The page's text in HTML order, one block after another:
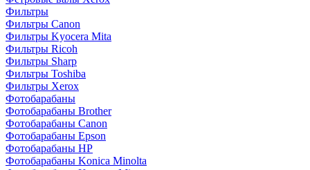
Фильтры
Фильтры Canon
Фильтры Kyocera Mita
Фильтры Ricoh
Фильтры Sharp
Фильтры Toshiba
Фильтры Xerox
Фотобарабаны
Фотобарабаны Brother
Фотобарабаны Canon
Фотобарабаны Epson
Фотобарабаны HP
Фотобарабаны Konica Minolta